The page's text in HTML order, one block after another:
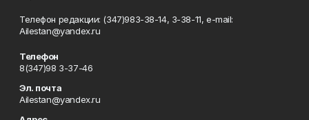
Телефон редакции: (347)983-38-14, 3-38-11, e-mail:
Ailestan@yandex.ru
Телефон
8(347)98 3-37-46
Эл. почта
Ailestan@yandex.ru